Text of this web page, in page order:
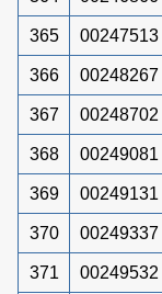
365 00247513
366 00248267
367 00248702
368 00249081
369 00249131
370 00249337
371 00249532